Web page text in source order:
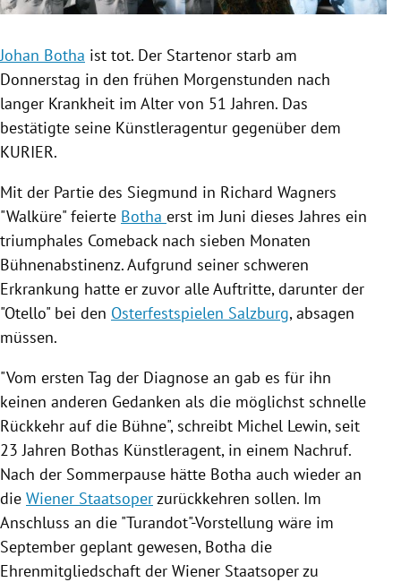
Untermenü
Untermenü
Untermenü
Untermenü
Johan Botha ist tot. Der Startenor starb am
Donnerstag in den frühen Morgenstunden nach
langer Krankheit im Alter von 51 Jahren. Das
bestätigte seine Künstleragentur gegenüber dem
KURIER.
Mit der Partie des Siegmund in Richard Wagners
"Walküre" feierte Botha erst im Juni dieses Jahres ein
triumphales Comeback nach sieben Monaten
Bühnenabstinenz. Aufgrund seiner schweren
Erkrankung hatte er zuvor alle Auftritte, darunter der
"Otello" bei den Osterfestspielen Salzburg, absagen
müssen.
"Vom ersten Tag der Diagnose an gab es für ihn
keinen anderen Gedanken als die möglichst schnelle
Rückkehr auf die Bühne", schreibt Michel Lewin, seit
23 Jahren Bothas Künstleragent, in einem Nachruf.
Nach der Sommerpause hätte Botha auch wieder an
die Wiener Staatsoperzurückkehren sollen. Im
Anschluss an die "Turandot"-Vorstellung wäre im
September geplant gewesen, Botha die
Ehrenmitgliedschaft der Wiener Staatsoperzu